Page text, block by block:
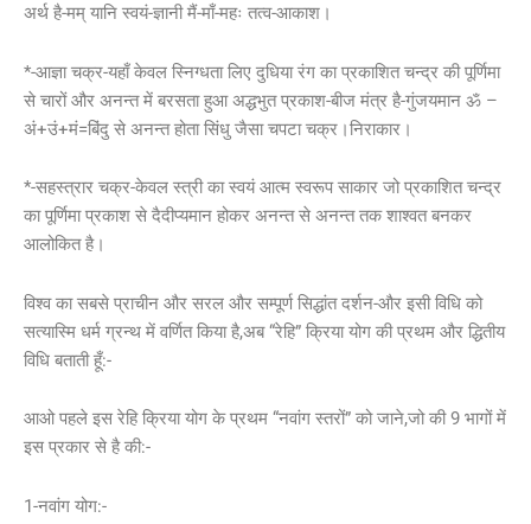
अर्थ है-मम् यानि स्वयं-ज्ञानी मैं-माँ-महः तत्व-आकाश।
*-आज्ञा चक्र-यहाँ केवल स्निग्धता लिए दुधिया रंग का प्रकाशित चन्द्र की पूर्णिमा
से चारों और अनन्त में बरसता हुआ अद्धभुत प्रकाश-बीज मंत्र है-गुंजयमान ॐ –
अं+उं+मं=बिंदु से अनन्त होता सिंधु जैसा चपटा चक्र।निराकार।
*-सहस्त्रार चक्र-केवल स्त्री का स्वयं आत्म स्वरूप साकार जो प्रकाशित चन्द्र
का पूर्णिमा प्रकाश से दैदीप्यमान होकर अनन्त से अनन्त तक शाश्वत बनकर
आलोकित है।
विश्व का सबसे प्राचीन और सरल और सम्पूर्ण सिद्धांत दर्शन-और इसी विधि को
सत्यास्मि धर्म ग्रन्थ में वर्णित किया है,अब “रेहि” क्रिया योग की प्रथम और द्धितीय
विधि बताती हूँ:-
आओ पहले इस रेहि क्रिया योग के प्रथम “नवांग स्तरों” को जाने,जो की 9 भागों में
इस प्रकार से है की:-
1-नवांग योग:-